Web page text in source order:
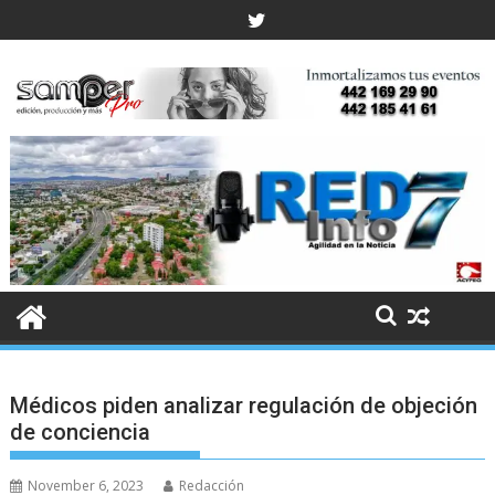
to
Médicos piden analizar regulación de objeción
de conciencia
November 6, 2023 Redacción